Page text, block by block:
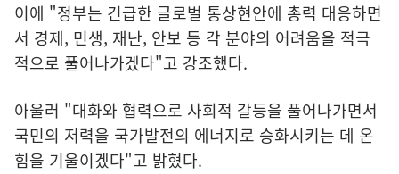
이에 "정부는 긴급한 글로벌 통상현안에 총력 대응하면
서 경제, 민생, 재난, 안보 등 각 분야의 어려움을 적극
적으로 풀어나가겠다"고 강조했다.
아울러 "대화와 협력으로 사회적 갈등을 풀어나가면서
국민의 저력을 국가발전의 에너지로 승화시키는 데 온
힘을 기울이겠다"고 밝혔다.